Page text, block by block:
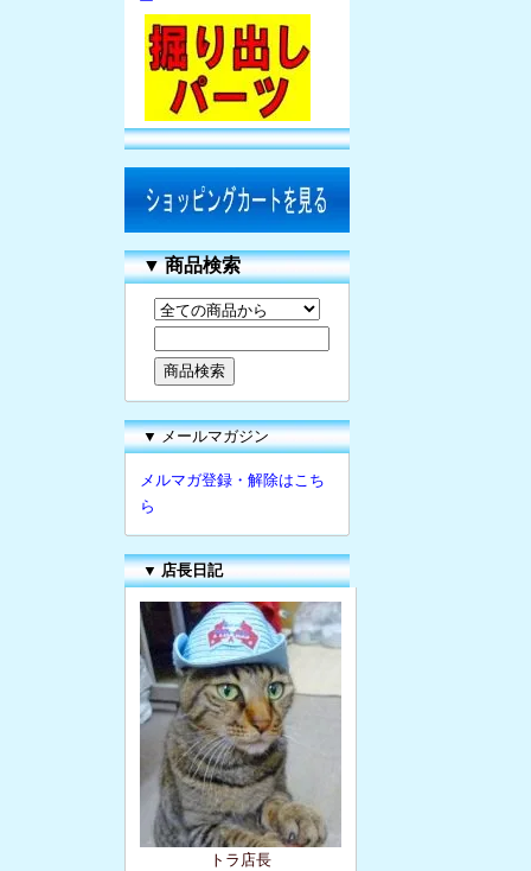
▼商品検索
▼ メールマガジン
メルマガ登録・解除はこち
ら
▼ 店長日記
トラ店長